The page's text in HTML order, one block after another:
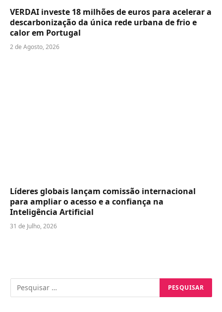
VERDAI investe 18 milhões de euros para acelerar a
descarbonização da única rede urbana de frio e
calor em Portugal
2 de Agosto, 2026
Líderes globais lançam comissão internacional
para ampliar o acesso e a confiança na
Inteligência Artificial
31 de Julho, 2026